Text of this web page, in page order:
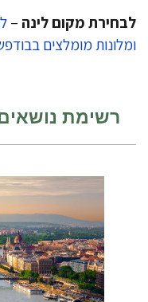
מקום לינה–
מומלצים
רשימת נושאים